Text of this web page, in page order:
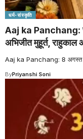
धर्म-संस्कृति
Aaj ka Panchang:
अभिजीत मुहूर्त, राहुकाल
Aaj ka Panchang: 8 अगस्त
ByPriyanshi Soni